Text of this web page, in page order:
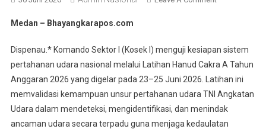
Kesiapan
Sistem
Pertahanan
Udara
Nasional
Melalui
Medan – Bhayangkarapos.com
Dispenau.* Komando Sektor I (Kosek I) menguji kesiapan sistem
pertahanan udara nasional melalui Latihan Hanud Cakra A Tahun
Anggaran 2026 yang digelar pada 23–25 Juni 2026. Latihan ini
memvalidasi kemampuan unsur pertahanan udara TNI Angkatan
Udara dalam mendeteksi, mengidentifikasi, dan menindak
ancaman udara secara terpadu guna menjaga kedaulatan